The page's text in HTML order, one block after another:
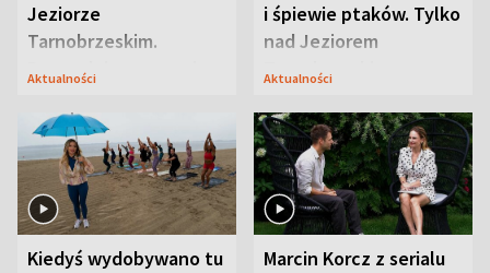
Jeziorze
Tarnobrzeskim.
Przyrodnicy zwracają
Aktualności
i śpiewie ptaków. Tylko
nad Jeziorem
Tarnobrzeskim
Aktualności
Kiedyś wydobywano tu
Marcin Korcz z serialu